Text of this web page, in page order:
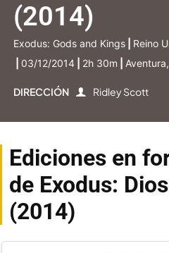
(2014)
Exodus: Gods and Kings
Reino
03/12/2014 2h 30m
DIRECCIÓN Ridley Scott
Ediciones en
de Exodus:
(2014)